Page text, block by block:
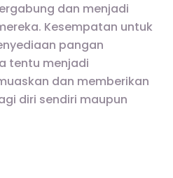
dan menjadi
Kesempatan untuk
pangan
tentu menjadi
dan memberikan
diri sendiri maupun